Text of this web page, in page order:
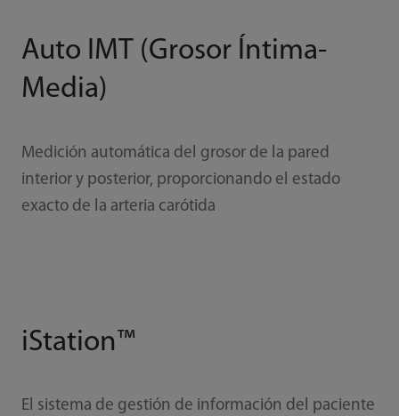
Auto IMT (Grosor Íntima-
Media)
Medición automática del grosor de la pared
interior y posterior, proporcionando el estado
exacto de la arteria carótida
iStation™
El sistema de gestión de información del paciente